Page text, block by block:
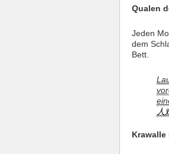
Qualen
Jeden
dem
Bett.
人